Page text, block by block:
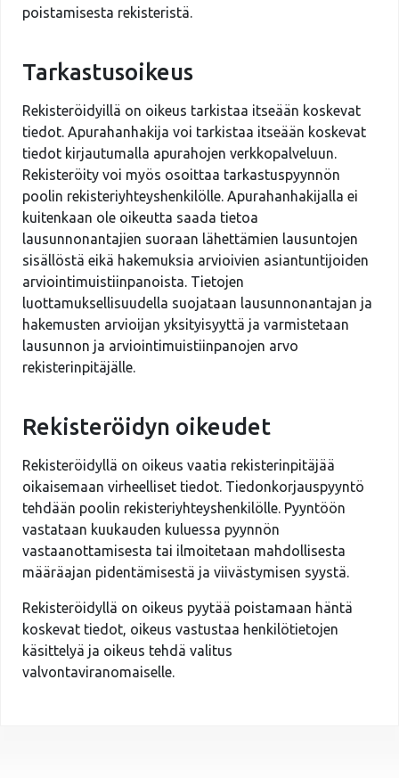
poistamisesta rekisteristä.
Tarkastusoikeus
Rekisteröidyillä on oikeus tarkistaa itseään koskevat
tiedot. Apurahanhakija voi tarkistaa itseään koskevat
tiedot kirjautumalla apurahojen verkkopalveluun.
Rekisteröity voi myös osoittaa tarkastuspyynnön
poolin rekisteriyhteyshenkilölle. Apurahanhakijalla ei
kuitenkaan ole oikeutta saada tietoa
lausunnonantajien suoraan lähettämien lausuntojen
sisällöstä eikä hakemuksia arvioivien asiantuntijoiden
arviointimuistiinpanoista. Tietojen
luottamuksellisuudella suojataan lausunnonantajan ja
hakemusten arvioijan yksityisyyttä ja varmistetaan
lausunnon ja arviointimuistiinpanojen arvo
rekisterinpitäjälle.
Rekisteröidyn oikeudet
Rekisteröidyllä on oikeus vaatia rekisterinpitäjää
oikaisemaan virheelliset tiedot. Tiedonkorjauspyyntö
tehdään poolin rekisteriyhteyshenkilölle. Pyyntöön
vastataan kuukauden kuluessa pyynnön
vastaanottamisesta tai ilmoitetaan mahdollisesta
määräajan pidentämisestä ja viivästymisen syystä.
Rekisteröidyllä on oikeus pyytää poistamaan häntä
koskevat tiedot, oikeus vastustaa henkilötietojen
käsittelyä ja oikeus tehdä valitus
valvontaviranomaiselle.